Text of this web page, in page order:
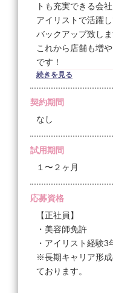
トも充実できる会
アイリストで活躍
バックアップ致しま
これから店舗も増
です！
続きを見る
契約期間
なし
試用期間
１〜２ヶ月
応募資格
【正社員】
・美容師免許
・アイリスト経験3
※長期キャリア形
ております。